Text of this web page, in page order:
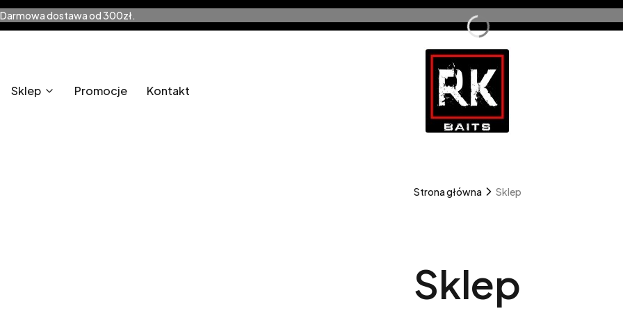
Darmowa dostawa od 300zł.
Sklep Promocje Kontakt
Strona główna Sklep
Sklep